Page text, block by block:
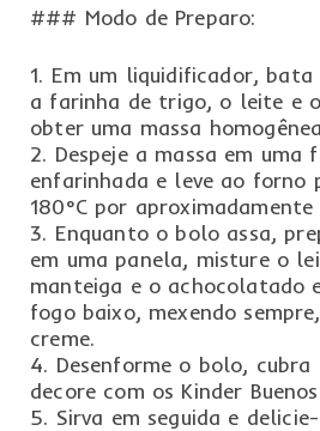
### Modo de Preparo:
1. Em um liquidificador, bata
a farinha de trigo, o leite e
obter uma massa
2. Despeje a massa em uma
enfarinhada e leve ao forno
180°C por
3. Enquanto o bolo assa,
em uma panela, misture o
manteiga e o achocolatado
fogo baixo, mexendo
creme.
4. Desenforme o bolo,
decore com os Kinder
5. Sirva em seguida e delicie-